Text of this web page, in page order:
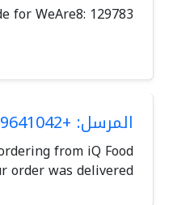
for WeAre8: 129783
المرسل: +18339641042
from iQ Food
order was delivered.